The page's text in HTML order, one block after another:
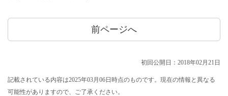
前ページへ
初回公開日：2018年02月21日
記載されている内容は2025年03月06日時点のものです。現在の情報と異なる
可能性がありますので、ご了承ください。